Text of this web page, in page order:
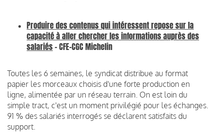
Produire des contenus qui intéressent repose sur la
capacité à aller chercher les informations auprès des
salariés- CFE-CGC Michelin
Toutes les 6 semaines, le syndicat distribue au format
papier les morceaux choisis d'une forte production en
ligne, alimentée par un réseau terrain. On est loin du
simple tract, c'est un moment privilégié pour les échanges.
91 % des salariés interrogés se déclarent satisfaits du
support.